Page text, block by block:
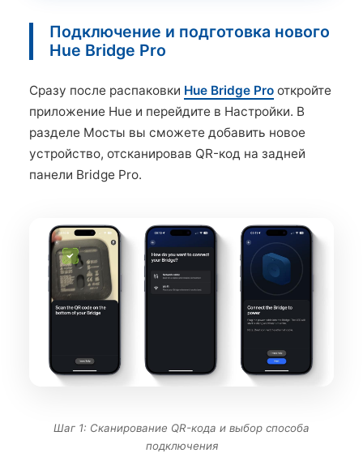
Подключение и подготовка нового
Hue Bridge Pro
Сразу после распаковки Hue Bridge Pro откройте
приложение Hue и перейдите в Настройки. В
разделе Мосты вы сможете добавить новое
устройство, отсканировав QR-код на задней
панели Bridge Pro.
Шаг 1: Сканирование QR-кода и выбор способа
подключения